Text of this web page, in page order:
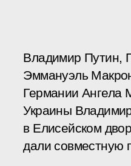
Владимир Путин,
Эммануэль
Германии Ангела
Украины
в Елисейском
дали совместную